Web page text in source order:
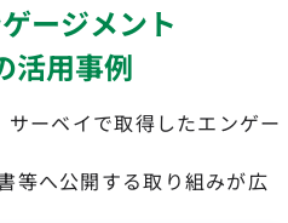
ージメント
活用事例
ーベイで取得したエンゲー
等へ公開する取り組みが広